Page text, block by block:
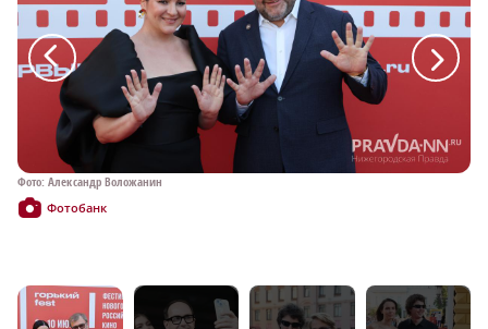
Фото: Александр Воложанин
Фотобанк
a a